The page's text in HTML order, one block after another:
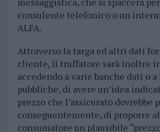
consulente telefonico o un
ALFA.
Attraverso la targa ed altri dati
cliente, il truffatore sarà inoltre
accedendo a varie banche dati o
pubbliche, di avere un’idea
prezzo che l’assicurato dovrebbe
conseguentemente, di proporre al
consumatore un plausibile